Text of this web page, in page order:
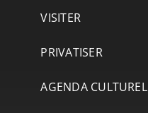
VISITER
PRIVATISER
AGENDA CULTUREL